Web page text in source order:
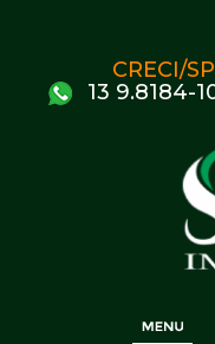
CRECI/
13 9.8184-